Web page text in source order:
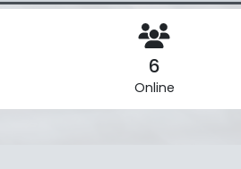
6
Online